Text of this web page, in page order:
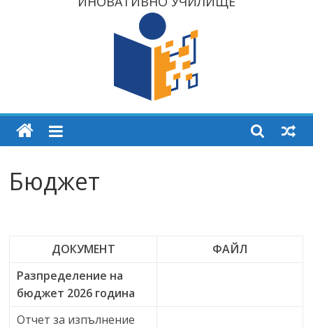
Бюджет
ДОКУМЕНТ
ФАЙЛ
Разпределение на
бюджет 2026 година
Отчет за изпълнение